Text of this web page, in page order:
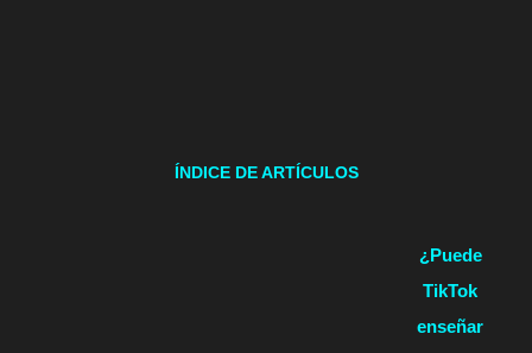
ÍNDICE DE ARTÍCULOS
¿Puede
TikTok
enseñar